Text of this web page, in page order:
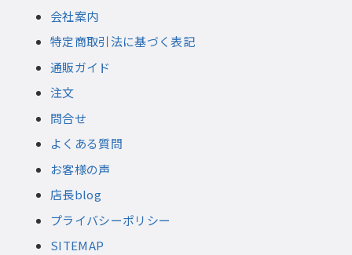
会社案内
特定商取引法に基づく表記
通販ガイド
注文
問合せ
よくある質問
お客様の声
店長blog
プライバシーポリシー
SITEMAP